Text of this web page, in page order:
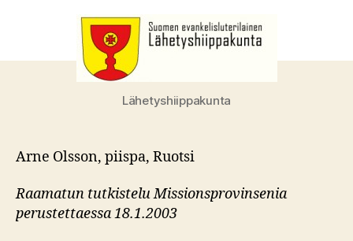
Lähetyshiippakunta
Arne Olsson, piispa, Ruotsi
Raamatun tutkistelu Missionsprovinsenia
perustettaessa 18.1.2003